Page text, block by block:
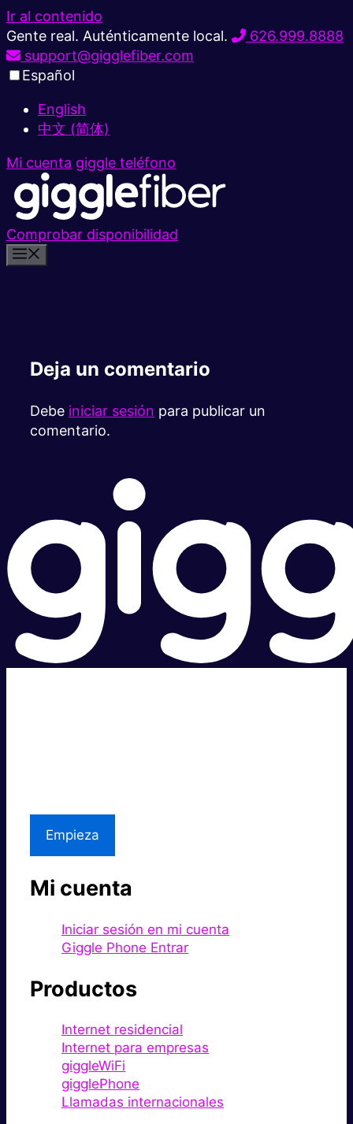
Ir al contenido
Gente real. Auténticamente local.
626.999.8888
support@gigglefiber.com
Español
English
中文 (简体)
Mi cuenta giggle teléfono
Comprobar disponibilidad
Deja un comentario
Debe iniciar sesión para publicar un
comentario.
Empieza
Mi cuenta
Iniciar sesión en mi cuenta
Giggle Phone Entrar
Productos
Internet residencial
Internet para empresas
giggleWiFi
gigglePhone
Llamadas internacionales